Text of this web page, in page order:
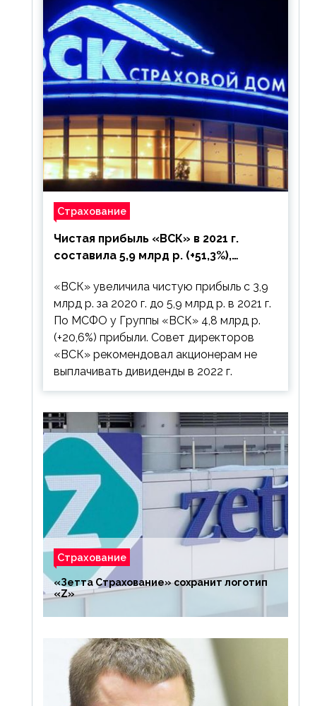
Страхование
Чистая прибыль «ВСК» в 2021 г.
составила 5,9 млрд р. (+51,3%),
выплачивать
«ВСК» увеличила чистую прибыль с 3,9
млрд р. за 2020 г. до 5,9 млрд р. в 2021 г.
По МСФО у Группы «ВСК» 4,8 млрд р.
(+20,6%) прибыли. Совет директоров
«ВСК» рекомендовал акционерам не
выплачивать дивиденды в 2022 г.
Страхование
«Зетта Страхование» сохранит логотип
«Z»